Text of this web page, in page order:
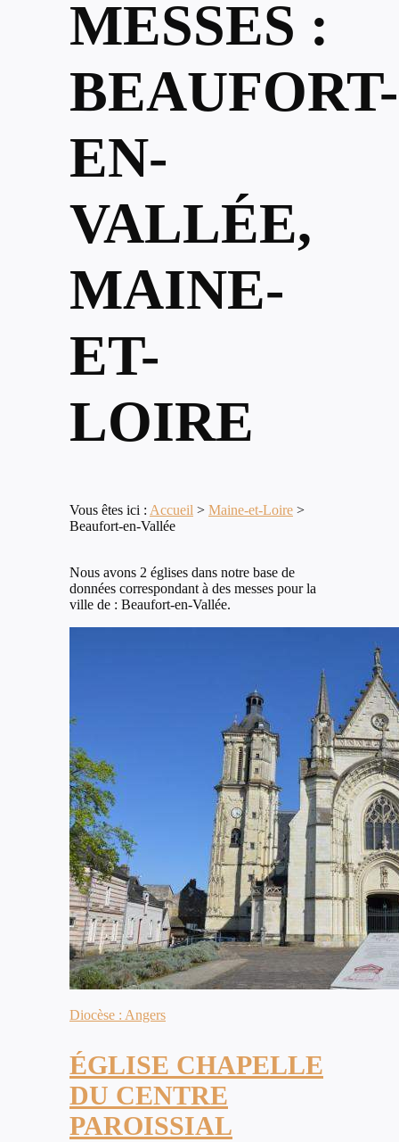
MESSES :
BEAUFORT-
EN-
VALLÉE,
MAINE-
ET-
LOIRE
Vous êtes ici : Accueil > Maine-et-Loire >
Beaufort-en-Vallée
Nous avons 2 églises dans notre base de
données correspondant à des messes pour la
ville de : Beaufort-en-Vallée.
Diocèse : Angers
ÉGLISE CHAPELLE
DU CENTRE
PAROISSIAL